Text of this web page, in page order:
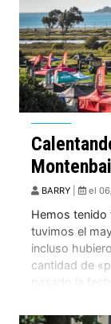
BARRY el
Hemos tenido
tuvimos el
incluso
cantidad de
pasado la
varios